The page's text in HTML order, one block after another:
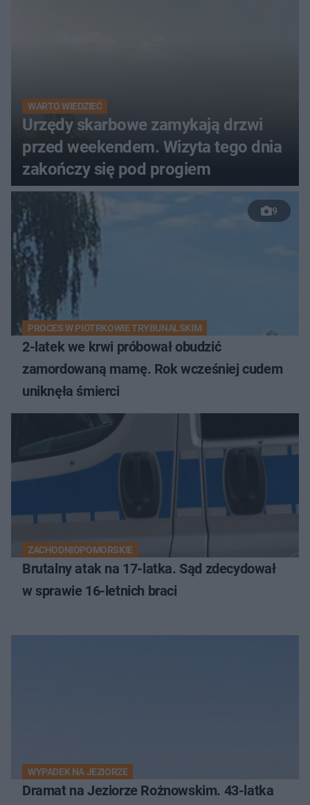
WARTO WIEDZIEĆ
Urzędy skarbowe zamykają drzwi
przed weekendem. Wizyta tego dnia
zakończy się pod progiem
9
PROCES W PIOTRKOWIE TRYBUNALSKIM
2-latek we krwi próbował obudzić
zamordowaną mamę. Rok wcześniej cudem
uniknęła śmierci
ZACHODNIOPOMORSKIE
Brutalny atak na 17-latka. Sąd zdecydował
w sprawie 16-letnich braci
WYPADEK NA JEZIORZE
Dramat na Jeziorze Rożnowskim. 43-latka